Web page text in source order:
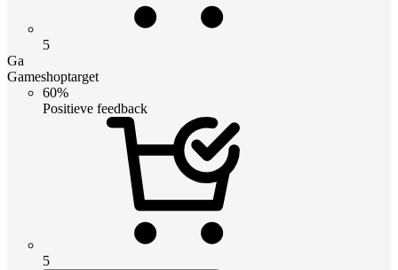
5
Ga
Gameshoptarget
60%
Positieve feedback
5